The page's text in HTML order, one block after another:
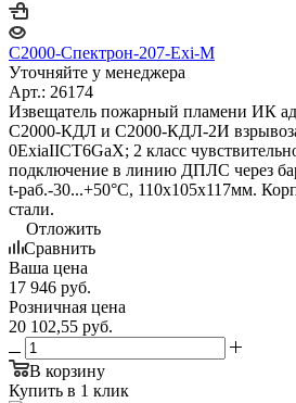
С2000-Спектрон-207-Exi-М
Уточняйте у менеджера
Арт.: 26174
Извещатель пожарный пламени ИК
С2000-КДЛ и С2000-КДЛ-2И
0ExiaIICT6GaX; 2 класс
подключение в линию ДПЛС через
t-раб.-30...+50°С, 110х105х117мм.
стали.
Отложить
Сравнить
Ваша цена
17 946 руб.
Розничная цена
20 102,55 руб.
В корзину
Купить в 1 клик